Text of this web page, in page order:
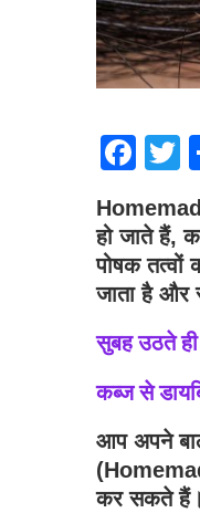
हो जाते हैं,
पोषक तत्वों
जाता है और
सुबह उठते
कब्ज से
आप अपने
कर सकते